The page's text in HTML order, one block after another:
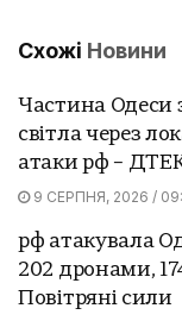
Схожі Новини
Частина Одеси
світла через
атаки рф –
9 СЕРПНЯ, 2026 /
рф атакувала
202 дронами,
Повітряні сили